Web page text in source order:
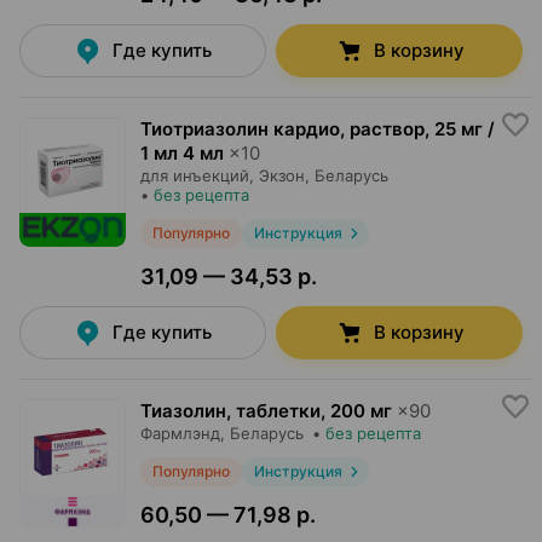
Где купить В корзину
Тиотриазолин кардио, раствор, 25 мг /
1 мл 4 мл ×10
для инъекций, Экзон , Беларусь
• без рецепта
Популярно Инструкция
31,09 — 34,53 р.
Где купить В корзину
Тиазолин, таблетки, 200 мг ×90
Фармлэнд , Беларусь • без рецепта
Популярно Инструкция
60,50 — 71,98 р.